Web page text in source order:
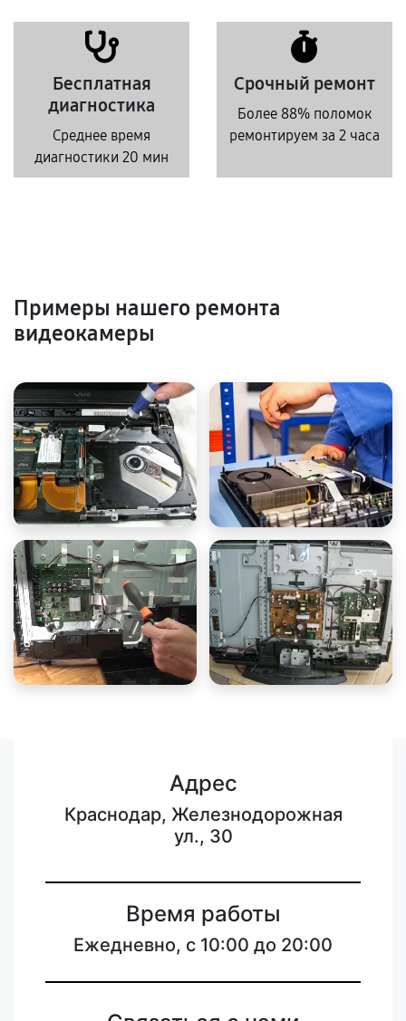
Бесплатная
диагностика
Среднее время
диагностики 20 мин
Срочный ремонт
Более 88% поломок
ремонтируем за 2 часа
Примеры нашего ремонта
видеокамеры
Адрес
Краснодар, Железнодорожная
ул., 30
Время работы
Ежедневно, с 10:00 до 20:00